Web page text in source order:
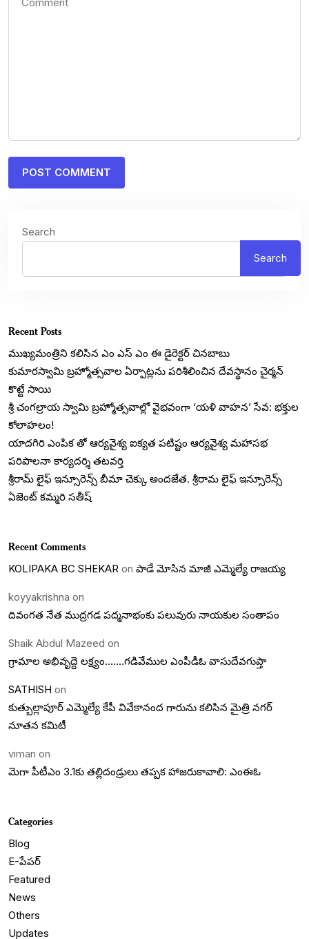
Search
Search
Recent Posts
ముఖ్యమంత్రిని కలిసిన ఎం ఎస్ ఎం ఈ డైరెక్టర్ చినబాబు
కుమారస్వామి బ్రహ్మోత్సవాల ఏర్పాట్లను పరిశీలించిన దేవస్థానం చైర్మన్
కొట్టే సాయి
శ్రీ చంగల్రాయ స్వామి బ్రహ్మోత్సవాల్లో వైభవంగా ‘యళి వాహన’ సేవ: భక్తుల
కోలాహలం!
యాదగిరి ఎంపిక తో ఆర్యవైశ్య ఐక్యత పటిష్టం ఆర్యవైశ్య మహాసభ
పరిపాలనా కార్యదర్శి తటవర్తి
శ్రీరామ్ లైఫ్ ఇన్సూరెన్స్ బీమా చెక్కు అందజేత. శ్రీరామ లైఫ్ ఇన్సూరెన్స్
ఏజెంట్ కమ్మరి సతీష్
Recent Comments
KOLIPAKA BC SHEKAR on పాడే మోసిన మాజీ ఎమ్మెల్యే రాజయ్య
koyyakrishna on
దివంగత నేత ముద్రగడ పద్మనాభంకు పలువురు నాయకుల సంతాపం
Shaik Abdul Mazeed on
గ్రామాల అభివృద్దె లక్ష్యం…….గడివేముల ఎంపీడీఓ వాసుదేవగుప్తా
SATHISH on
కుత్బుల్లాపూర్ ఎమ్మెల్యే కేపీ వివేకానంద గారును కలిసిన మైత్రి నగర్
నూతన కమిటీ
viman on
మెగా పీటీఎం 3.1కు తల్లిదండ్రులు తప్పక హాజరుకావాలి: ఎంఈఓ
Categories
Blog
E-పేపర్
Featured
News
Others
Updates